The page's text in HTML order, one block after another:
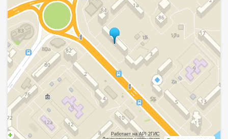
Работает на API 2ГИС